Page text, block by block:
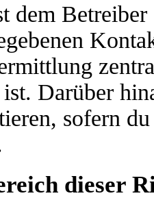
dem
Darüber
sofern
dieser